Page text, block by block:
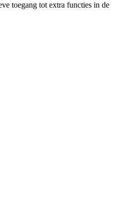
toegang tot extra functies in de